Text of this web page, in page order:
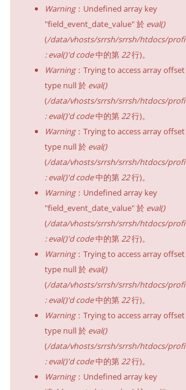
Warning：Undefined array key
"field_event_date_value" 於 eval()
(/data/vhosts/srrsh/srrsh/htdocs/
: eval()'d code中的第 22行)。
Warning：Trying to access array
type null 於 eval()
(/data/vhosts/srrsh/srrsh/htdocs/
: eval()'d code中的第 22行)。
Warning：Trying to access array
type null 於 eval()
(/data/vhosts/srrsh/srrsh/htdocs/
: eval()'d code中的第 22行)。
Warning：Undefined array key
"field_event_date_value" 於 eval()
(/data/vhosts/srrsh/srrsh/htdocs/
: eval()'d code中的第 22行)。
Warning：Trying to access array
type null 於 eval()
(/data/vhosts/srrsh/srrsh/htdocs/
: eval()'d code中的第 22行)。
Warning：Trying to access array
type null 於 eval()
(/data/vhosts/srrsh/srrsh/htdocs/
: eval()'d code中的第 22行)。
Warning：Undefined array key